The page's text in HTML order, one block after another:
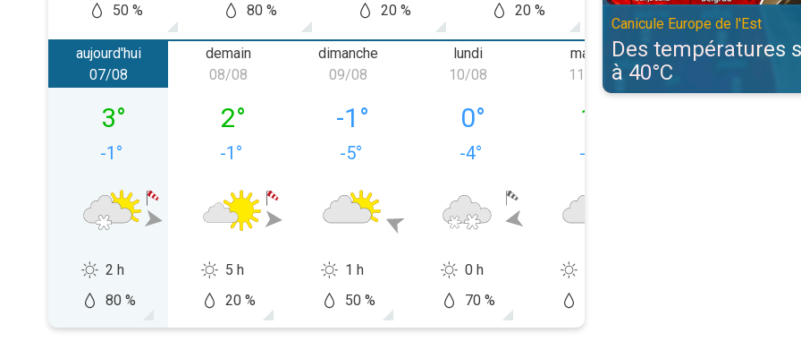
50 % 80 % 20 % 20 % 20 %
aujourd'hui
vendredi 07/08
07/08
3°
-1 °
2 h
80 %
demain
samedi 08/08
08/08
2°
-1 °
5 h
20 %
dimanche
dimanche 09/08
09/08
-1 °
-5°
1 h
50 %
lundi
lundi 10/08
10/08
0°
-4°
0 h
70 %
mardi
mardi 11/08
11/08
1
-1
mercredi
Canicule Europe de l'Est
Des températures
à 40°C